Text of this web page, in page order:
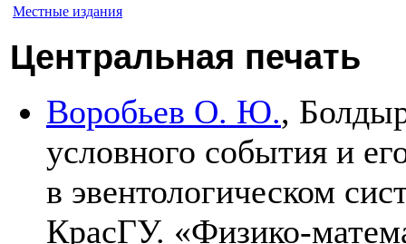
Местные издания
Центральная печать
Воробьев О. Ю.,
условного события и
в эвентологическом
КрасГУ. «Физико-